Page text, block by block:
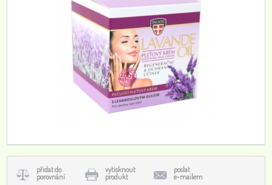
přidat do
porovnání
vytisknout
produkt
poslat
e-mailem